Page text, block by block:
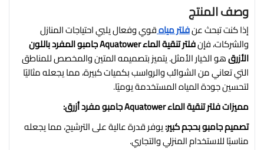
وصف المنتج
إذا كنت تبحث عنفلتر مياهقوي وفعال يلبي احتياجات المنازل
والشركات، فإن
فلتر تنقية الماء Aquatower جامبو المفرد باللون
الأزرقهو الخيار الأمثل. يتميز بتصميمه المتين والمخصص للمناطق
التي تعاني من الشوائب والرواسب بكميات كبيرة، مما يجعله مثاليًا
لتحسين جودة المياه المستخدمة يوميًا.
مميزات فلتر تنقية الماء Aquatower جامبو مفرد أزرق:
تصميم جامبو بحجم كبير:يوفر قدرة عالية على الترشيح، مما يجعله
مناسبًا للاستخدام المنزلي والتجاري.